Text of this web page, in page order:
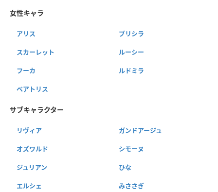
女性キャラ
アリス プリシラ
スカーレット ルーシー
フーカ ルドミラ
ベアトリス
サブキャラクター
リヴィア ガンドアージュ
オズワルド シモーヌ
ジュリアン ひな
エルシェ みささぎ